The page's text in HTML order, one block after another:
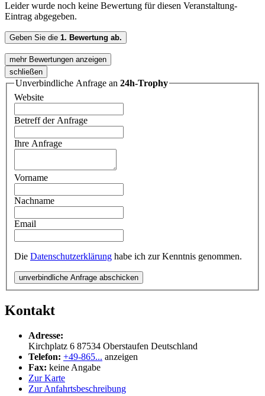
Leider wurde noch keine Bewertung für diesen Veranstaltung-
Eintrag abgegeben.
Geben Sie die 1. Bewertung ab.
mehr Bewertungen anzeigen
schließen
Unverbindliche Anfrage an 24h-Trophy
Website
Betreff der Anfrage
Ihre Anfrage
Vorname
Nachname
Email
Die Datenschutzerklärung habe ich zur Kenntnis genommen.
unverbindliche Anfrage abschicken
Kontakt
Adresse:
Kirchplatz 6 87534 Oberstaufen Deutschland
Telefon: +49-865... anzeigen
Fax: keine Angabe
Zur Karte
Zur Anfahrtsbeschreibung